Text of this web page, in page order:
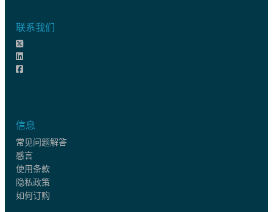
联系我们
信息
常见问题解答
感言
使用条款
隐私政策
如何订购